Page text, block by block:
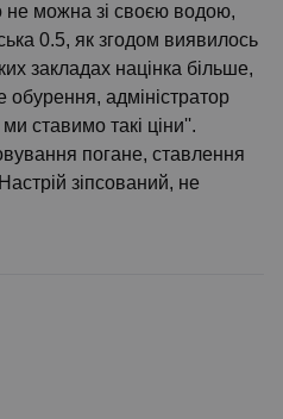
не можна зі своєю водою,
0.5, як згодом виявилось
закладах націнка більше,
адміністратор
ставимо такі ціни''.
погане, ставлення
зіпсований, не